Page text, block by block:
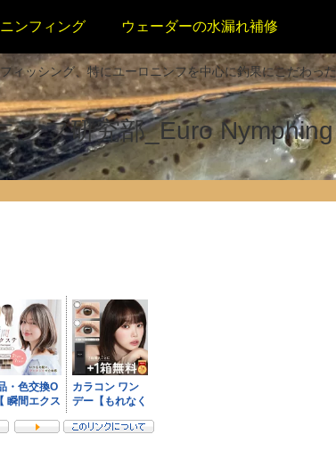
ィッシング、特にユーロニンフを中心に釣果にこだわっ
ンフ研究部_Euro
ンフィング ウェーダーの水漏れ補修